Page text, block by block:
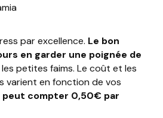
par excellence. Le bon
en garder une poignée de
petites faims. Le coût et les
varient en fonction de vos
peut compter 0,50€ par